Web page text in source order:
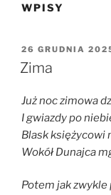
WPISY
OPUBLIKOWANE
W
26 GRUDNIA
Zima
Już noc zimowa
I gwiazdy po
Blask księżycowi
Wokół Dunajca
Potem jak zwykle